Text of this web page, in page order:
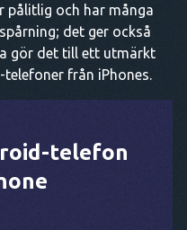
pålitlig och har många
det ger också
gör det till ett utmärkt
från iPhones.
telefon